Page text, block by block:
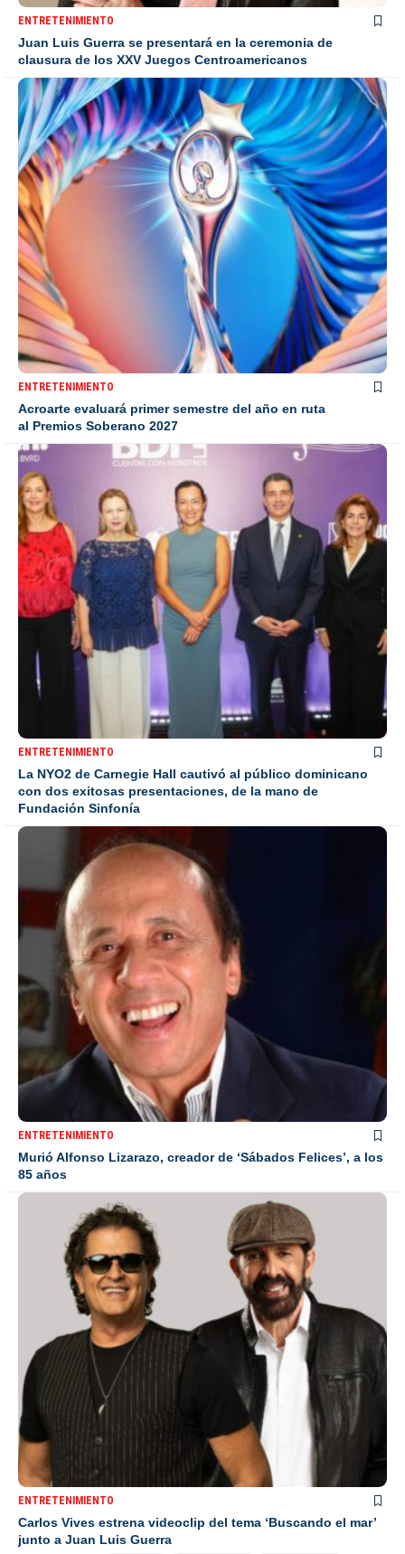
ENTRETENIMIENTO
Juan Luis Guerra se presentará en la ceremonia de
clausura de los XXV Juegos Centroamericanos
ENTRETENIMIENTO
Acroarte evaluará primer semestre del año en ruta
al Premios Soberano 2027
ENTRETENIMIENTO
La NYO2 de Carnegie Hall cautivó al público dominicano
con dos exitosas presentaciones, de la mano de
Fundación Sinfonía
ENTRETENIMIENTO
Murió Alfonso Lizarazo, creador de ‘Sábados Felices’, a los
85 años
ENTRETENIMIENTO
Carlos Vives estrena videoclip del tema ‘Buscando el mar’
junto a Juan Luis Guerra